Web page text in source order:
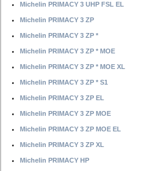
Michelin PRIMACY 3 UHP FSL EL
Michelin PRIMACY 3 ZP
Michelin PRIMACY 3 ZP *
Michelin PRIMACY 3 ZP * MOE
Michelin PRIMACY 3 ZP * MOE XL
Michelin PRIMACY 3 ZP * S1
Michelin PRIMACY 3 ZP EL
Michelin PRIMACY 3 ZP MOE
Michelin PRIMACY 3 ZP MOE EL
Michelin PRIMACY 3 ZP XL
Michelin PRIMACY HP